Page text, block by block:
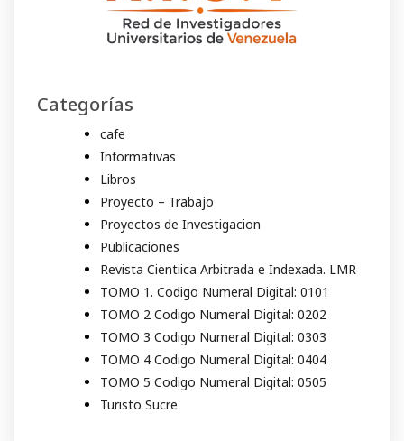
Categorías
cafe
Informativas
Libros
Proyecto – Trabajo
Proyectos de Investigacion
Publicaciones
Revista Cientiica Arbitrada e Indexada. LMR
TOMO 1. Codigo Numeral Digital: 0101
TOMO 2 Codigo Numeral Digital: 0202
TOMO 3 Codigo Numeral Digital: 0303
TOMO 4 Codigo Numeral Digital: 0404
TOMO 5 Codigo Numeral Digital: 0505
Turisto Sucre